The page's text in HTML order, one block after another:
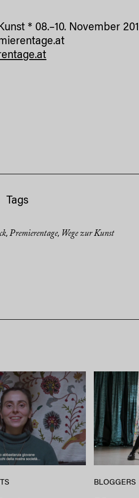
* 08.–10. November
Tags
, Premierentage, Wege zur Kunst
BLOGGERS